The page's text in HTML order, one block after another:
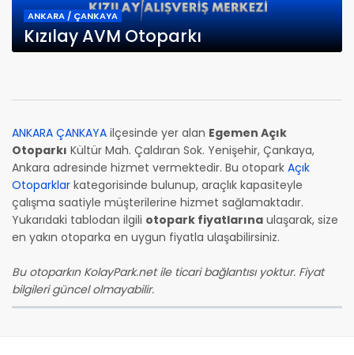
ANKARA / ÇANKAYA
Kızılay AVM Otoparkı
ANKARA ÇANKAYA ilçesinde yer alan Egemen Açık
Otoparkı Kültür Mah. Çaldıran Sok. Yenişehir, Çankaya,
Ankara adresinde hizmet vermektedir. Bu otopark Açık
Otoparklar kategorisinde bulunup, araçlık kapasiteyle
çalışma saatiyle müşterilerine hizmet sağlamaktadır.
Yukarıdaki tablodan ilgili otopark fiyatlarına ulaşarak, size
en yakın otoparka en uygun fiyatla ulaşabilirsiniz.
Bu otoparkın KolayPark.net ile ticari bağlantısı yoktur. Fiyat
bilgileri güncel olmayabilir.